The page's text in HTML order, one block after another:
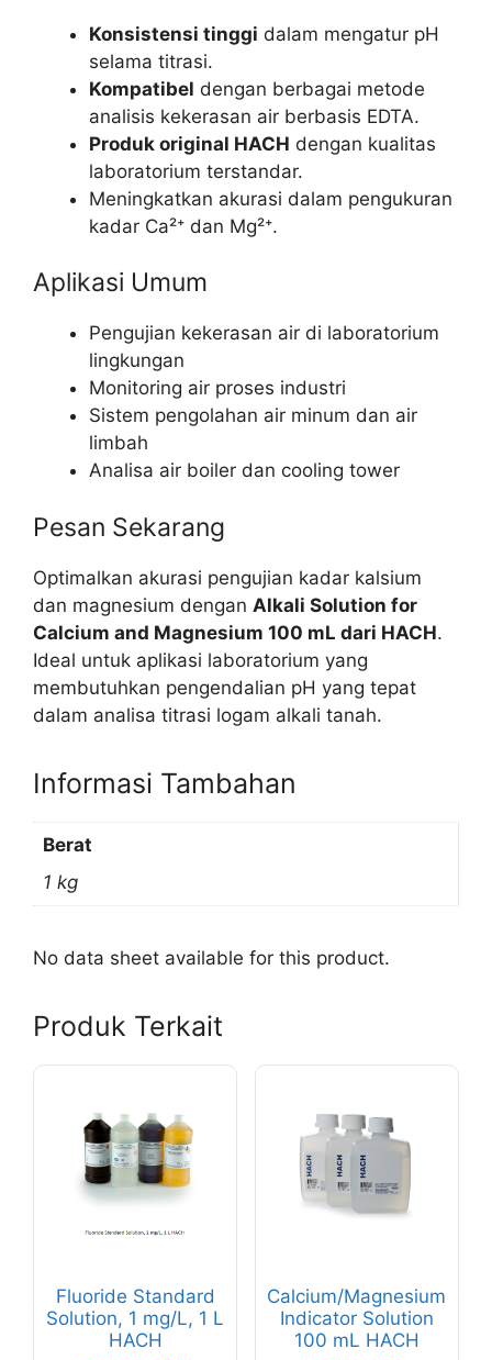
Konsistensi tinggi dalam mengatur pH
selama titrasi.
Kompatibel dengan berbagai metode
analisis kekerasan air berbasis EDTA.
Produk original HACH dengan kualitas
laboratorium terstandar.
Meningkatkan akurasi dalam pengukuran
kadar Ca²⁺ dan Mg²⁺.
Aplikasi Umum
Pengujian kekerasan air di laboratorium
lingkungan
Monitoring air proses industri
Sistem pengolahan air minum dan air
limbah
Analisa air boiler dan cooling tower
Pesan Sekarang
Optimalkan akurasi pengujian kadar kalsium
dan magnesium dengan Alkali Solution for
Calcium and Magnesium 100 mL dari HACH.
Ideal untuk aplikasi laboratorium yang
membutuhkan pengendalian pH yang tepat
dalam analisa titrasi logam alkali tanah.
Informasi Tambahan
Berat
1 kg
No data sheet available for this product.
Produk Terkait
Fluoride Standard
Solution, 1 mg/L, 1 L
HACH
Calcium/Magnesium
Indicator Solution
100 mL HACH